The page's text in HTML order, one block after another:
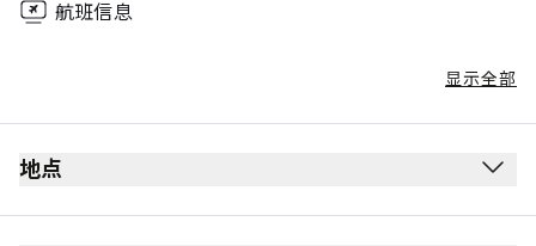
航班信息
显示全部
地点